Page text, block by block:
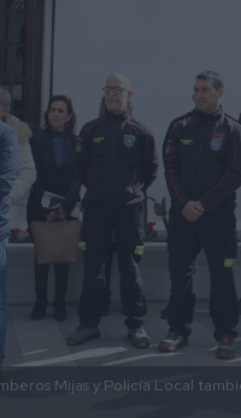
Mijas y Policía Local